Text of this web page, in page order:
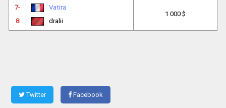
7-
8
Vatira
dralii
1 000 $
Twitter Facebook